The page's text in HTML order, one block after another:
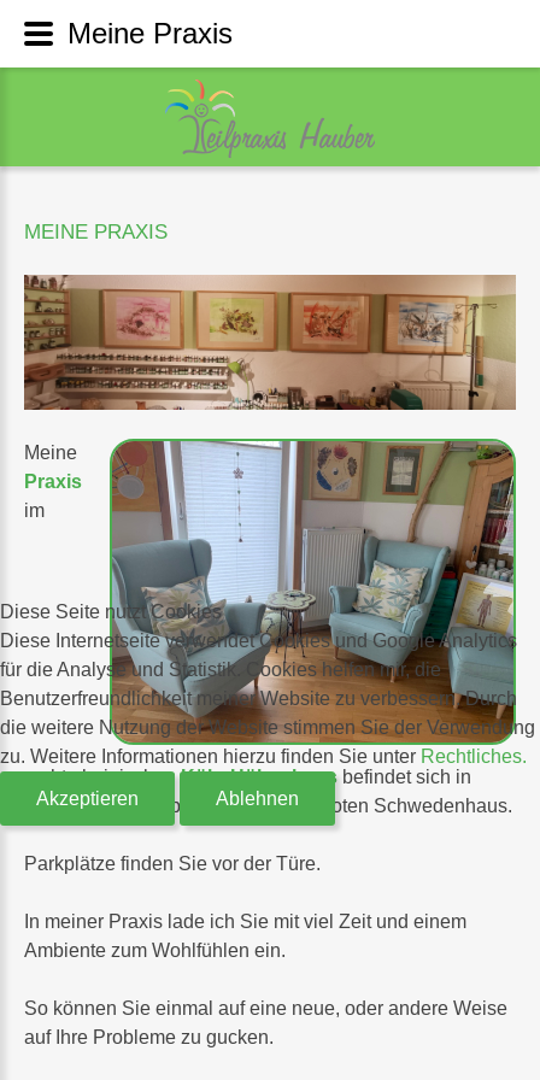
MEINE PRAXIS
Meine
Praxis
im
rechtsrheinischenKöln-Höhenhausbefindet sich in
einem von mir liebevoll gestalteten roten Schwedenhaus.
Parkplätze finden Sie vor der Türe.
In meiner Praxis lade ich Sie mit viel Zeit und einem
Ambiente zum Wohlfühlen ein.
So können Sie einmal auf eine neue, oder andere Weise
auf Ihre Probleme zu gucken.
Diese Seite nutzt Cookies
Diese Internetseite verwendet Cookies und Google Analytics
für die Analyse und Statistik. Cookies helfen mir, die
Benutzerfreundlichkeit meiner Website zu verbessern. Durch
die weitere Nutzung der Website stimmen Sie der Verwendung
zu. Weitere Informationen hierzu finden Sie unter Rechtliches.
Akzeptieren Ablehnen
Meine Praxis